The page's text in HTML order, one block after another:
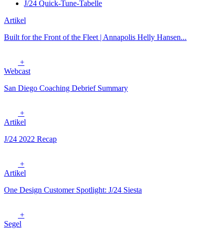
J/24 Quick-Tune-Tabelle
Artikel
Built for the Front of the Fleet | Annapolis Helly Hansen...
+
Webcast
San Diego Coaching Debrief Summary
+
Artikel
J/24 2022 Recap
+
Artikel
One Design Customer Spotlight: J/24 Siesta
+
Segel